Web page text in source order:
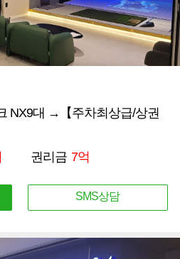
NX9대 →【주차최상급/상권
권리금 7억
SMS상담